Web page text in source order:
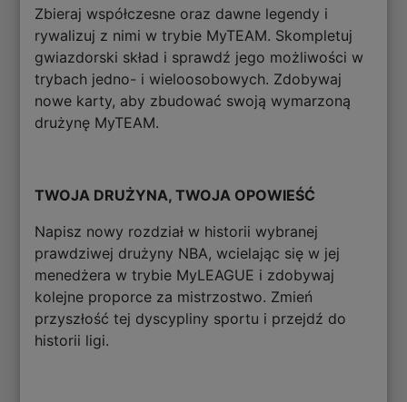
Zbieraj współczesne oraz dawne legendy i
rywalizuj z nimi w trybie MyTEAM. Skompletuj
gwiazdorski skład i sprawdź jego możliwości w
trybach jedno- i wieloosobowych. Zdobywaj
nowe karty, aby zbudować swoją wymarzoną
drużynę MyTEAM.
TWOJA DRUŻYNA, TWOJA OPOWIEŚĆ
Napisz nowy rozdział w historii wybranej
prawdziwej drużyny NBA, wcielając się w jej
menedżera w trybie MyLEAGUE i zdobywaj
kolejne proporce za mistrzostwo. Zmień
przyszłość tej dyscypliny sportu i przejdź do
historii ligi.